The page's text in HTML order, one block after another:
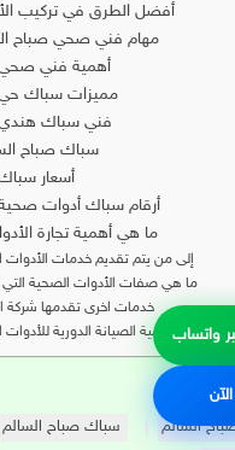
أفضل الطرق في تركيب
مهام فني صحي صباح
أهمية فني صحي
مميزات سباك حي
فني سباك هندي
سباك صباح السالم
أسعار
أرقام سباك أدوات
ما هي أهمية تجارة
إلى من يتم تقديم خدمات الأدوات
ما هي صفات الأدوات الصحية التي
خدمات اخرى تقدمها شركة
ما أهمية الصيانة الدورية
السالم سباك صباح السالم
واتساب